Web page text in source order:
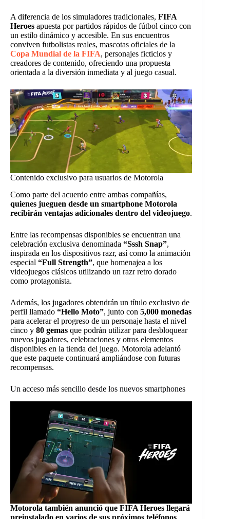
A diferencia de los simuladores tradicionales, FIFA
Heroes apuesta por partidos rápidos de fútbol cinco con
un estilo dinámico y accesible. En sus encuentros
conviven futbolistas reales, mascotas oficiales de la
Copa Mundial de la FIFA, personajes ficticios y
creadores de contenido, ofreciendo una propuesta
orientada a la diversión inmediata y al juego casual.
Contenido exclusivo para usuarios de Motorola
Como parte del acuerdo entre ambas compañías,
quienes jueguen desde un smartphone Motorola
recibirán ventajas adicionales dentro del videojuego.
Entre las recompensas disponibles se encuentran una
celebración exclusiva denominada “Sssh Snap”,
inspirada en los dispositivos razr, así como la animación
especial “Full Strength”, que homenajea a los
videojuegos clásicos utilizando un razr retro dorado
como protagonista.
Además, los jugadores obtendrán un título exclusivo de
perfil llamado “Hello Moto”, junto con 5,000 monedas
para acelerar el progreso de un personaje hasta el nivel
cinco y 80 gemas que podrán utilizar para desbloquear
nuevos jugadores, celebraciones y otros elementos
disponibles en la tienda del juego. Motorola adelantó
que este paquete continuará ampliándose con futuras
recompensas.
Un acceso más sencillo desde los nuevos smartphones
Motorola también anunció que FIFA Heroes llegará
preinstalado en varios de sus próximos teléfonos